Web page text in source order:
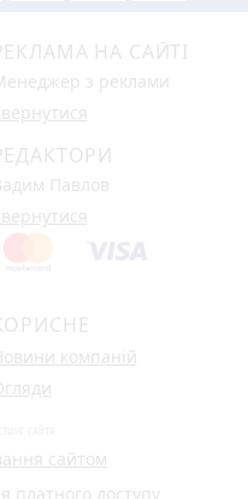
НА САЙТІ
з реклами
Павлов
компаній
сайтом
платного доступу